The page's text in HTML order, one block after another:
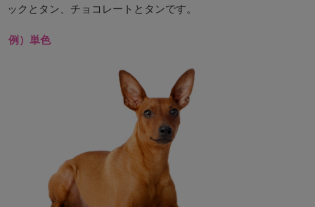
ックとタン、チョコレートとタンです。
例）単色